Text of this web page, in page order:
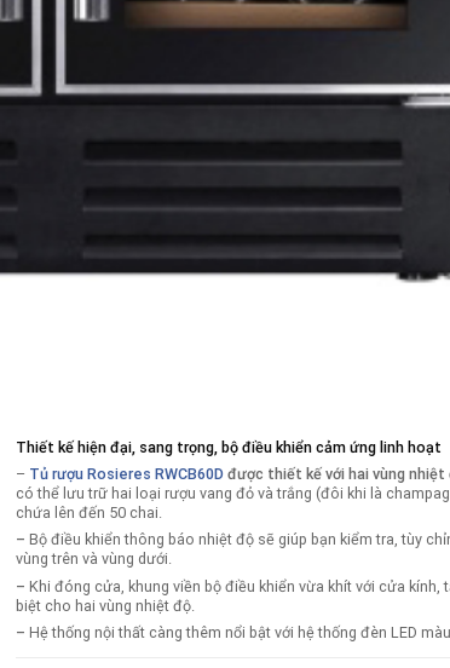
Thiết kế hiện đại, sang trọng, bộ điều khiển cảm ứng linh hoạt
– Tủ rượu Rosieres RWCB60Dđược thiết kế với hai vùng nhiệt
có thể lưu trữ hai loại rượu vang đỏ và trắng (đôi khi là
chứa lên đến 50 chai.
– Bộ điều khiển thông báo nhiệt độ sẽ giúp bạn kiểm tra, tùy
vùng trên và vùng dưới.
– Khi đóng cửa, khung viền bộ điều khiển vừa khít với cửa kính,
biệt cho hai vùng nhiệt độ.
– Hệ thống nội thất càng thêm nổi bật với hệ thống đèn LED